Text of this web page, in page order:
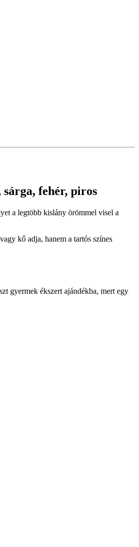
fehér, piros
a legtöbb kislány örömmel visel a
kő adja, hanem a tartós színes
gyermek ékszert ajándékba, mert egy